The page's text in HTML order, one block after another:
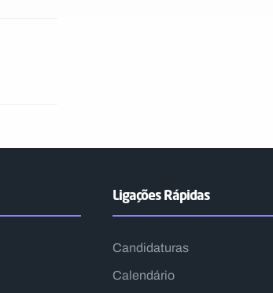
Ligações Rápidas
Candidaturas
Calendário